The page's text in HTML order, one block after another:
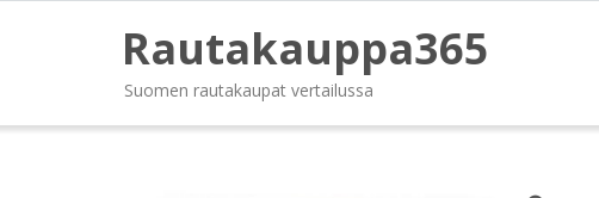
Rautakauppa365
Suomen rautakaupat vertailussa